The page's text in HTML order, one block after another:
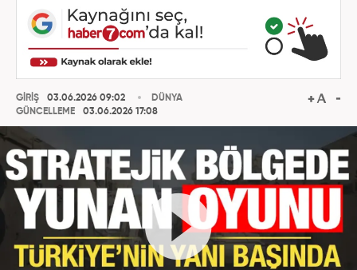
GİRİŞ
03.06.2026 09:02
GÜNCELLEME
03.06.2026 17:08
DÜNYA